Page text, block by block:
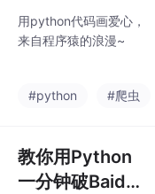
用python代码画爱心，
来自程序猿的浪漫~
#python #爬虫
教你用Python
一分钟破Baidu